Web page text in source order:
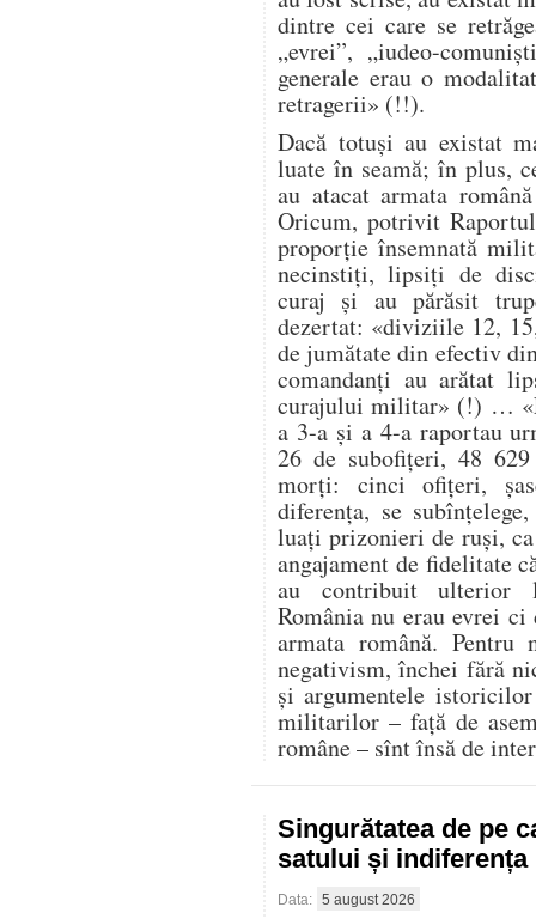
dintre cei care se
„evrei”, „iudeo-
generale erau o
retragerii» (!!).
Dacă totuși au existat
luate în seamă; în plus,
au atacat armata
Oricum, potrivit
proporție însemnată
necinstiți, lipsiți de
curaj și au părăsit
dezertat: «diviziile 12,
de jumătate din efectiv
comandanți au arătat
curajului militar» (!) …
a 3-a și a 4-a raportau
26 de subofițeri, 48
morți: cinci ofițeri,
diferența, se
luați prizonieri de ruși,
angajament de fidelitate
au contribuit ulterior
România nu erau evrei
armata română.
negativism, închei fără
și argumentele
militarilor – față de
române – sînt însă de
Singurătatea de pe
satului și
Data: 5 august 2026